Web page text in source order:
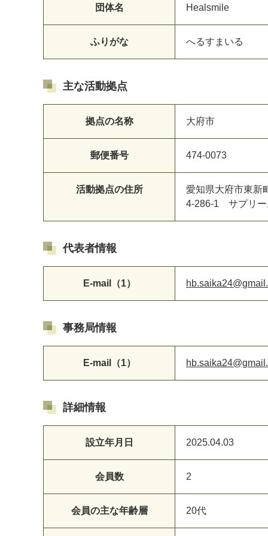
団体名 Healsmile
ふりがな へるすまいる
主な活動拠点
拠点の名称 大府市
郵便番号 474-0073
活動拠点の住所
愛知県大府市東新
4-286-1 サプリー
代表者情報
E-mail（1）
事務局情報
E-mail（1）
詳細情報
設立年月日 2025.04.03
会員数 2
会員の主な年齢層 20代